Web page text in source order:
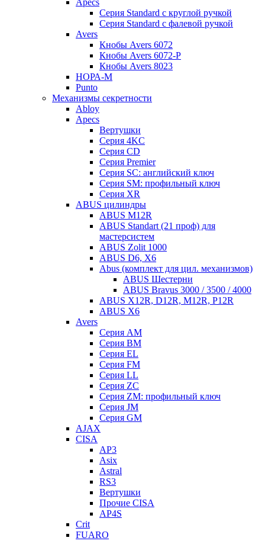
Apecs
Серия Standard с круглой ручкой
Серия Standard с фалевой ручкой
Avers
Кнобы Avers 6072
Кнобы Avers 6072-P
Кнобы Avers 8023
НОРА-М
Punto
Механизмы секретности
Abloy
Apecs
Вертушки
Серия 4KC
Серия CD
Серия Premier
Серия SC: английский ключ
Серия SM: профильный ключ
Серия XR
ABUS цилиндры
ABUS M12R
ABUS Standart (21 проф) для
мастерсистем
ABUS Zolit 1000
ABUS D6, X6
Abus (комплект для цил. механизмов)
ABUS Шестерни
ABUS Bravus 3000 / 3500 / 4000
ABUS X12R, D12R, M12R, P12R
ABUS X6
Avers
Серия AM
Серия BM
Серия EL
Серия FM
Серия LL
Серия ZC
Серия ZM: профильный ключ
Серия JM
Серия GM
AJAX
CISA
AP3
Asix
Astral
RS3
Вертушки
Прочие CISA
AP4S
Crit
FUARO